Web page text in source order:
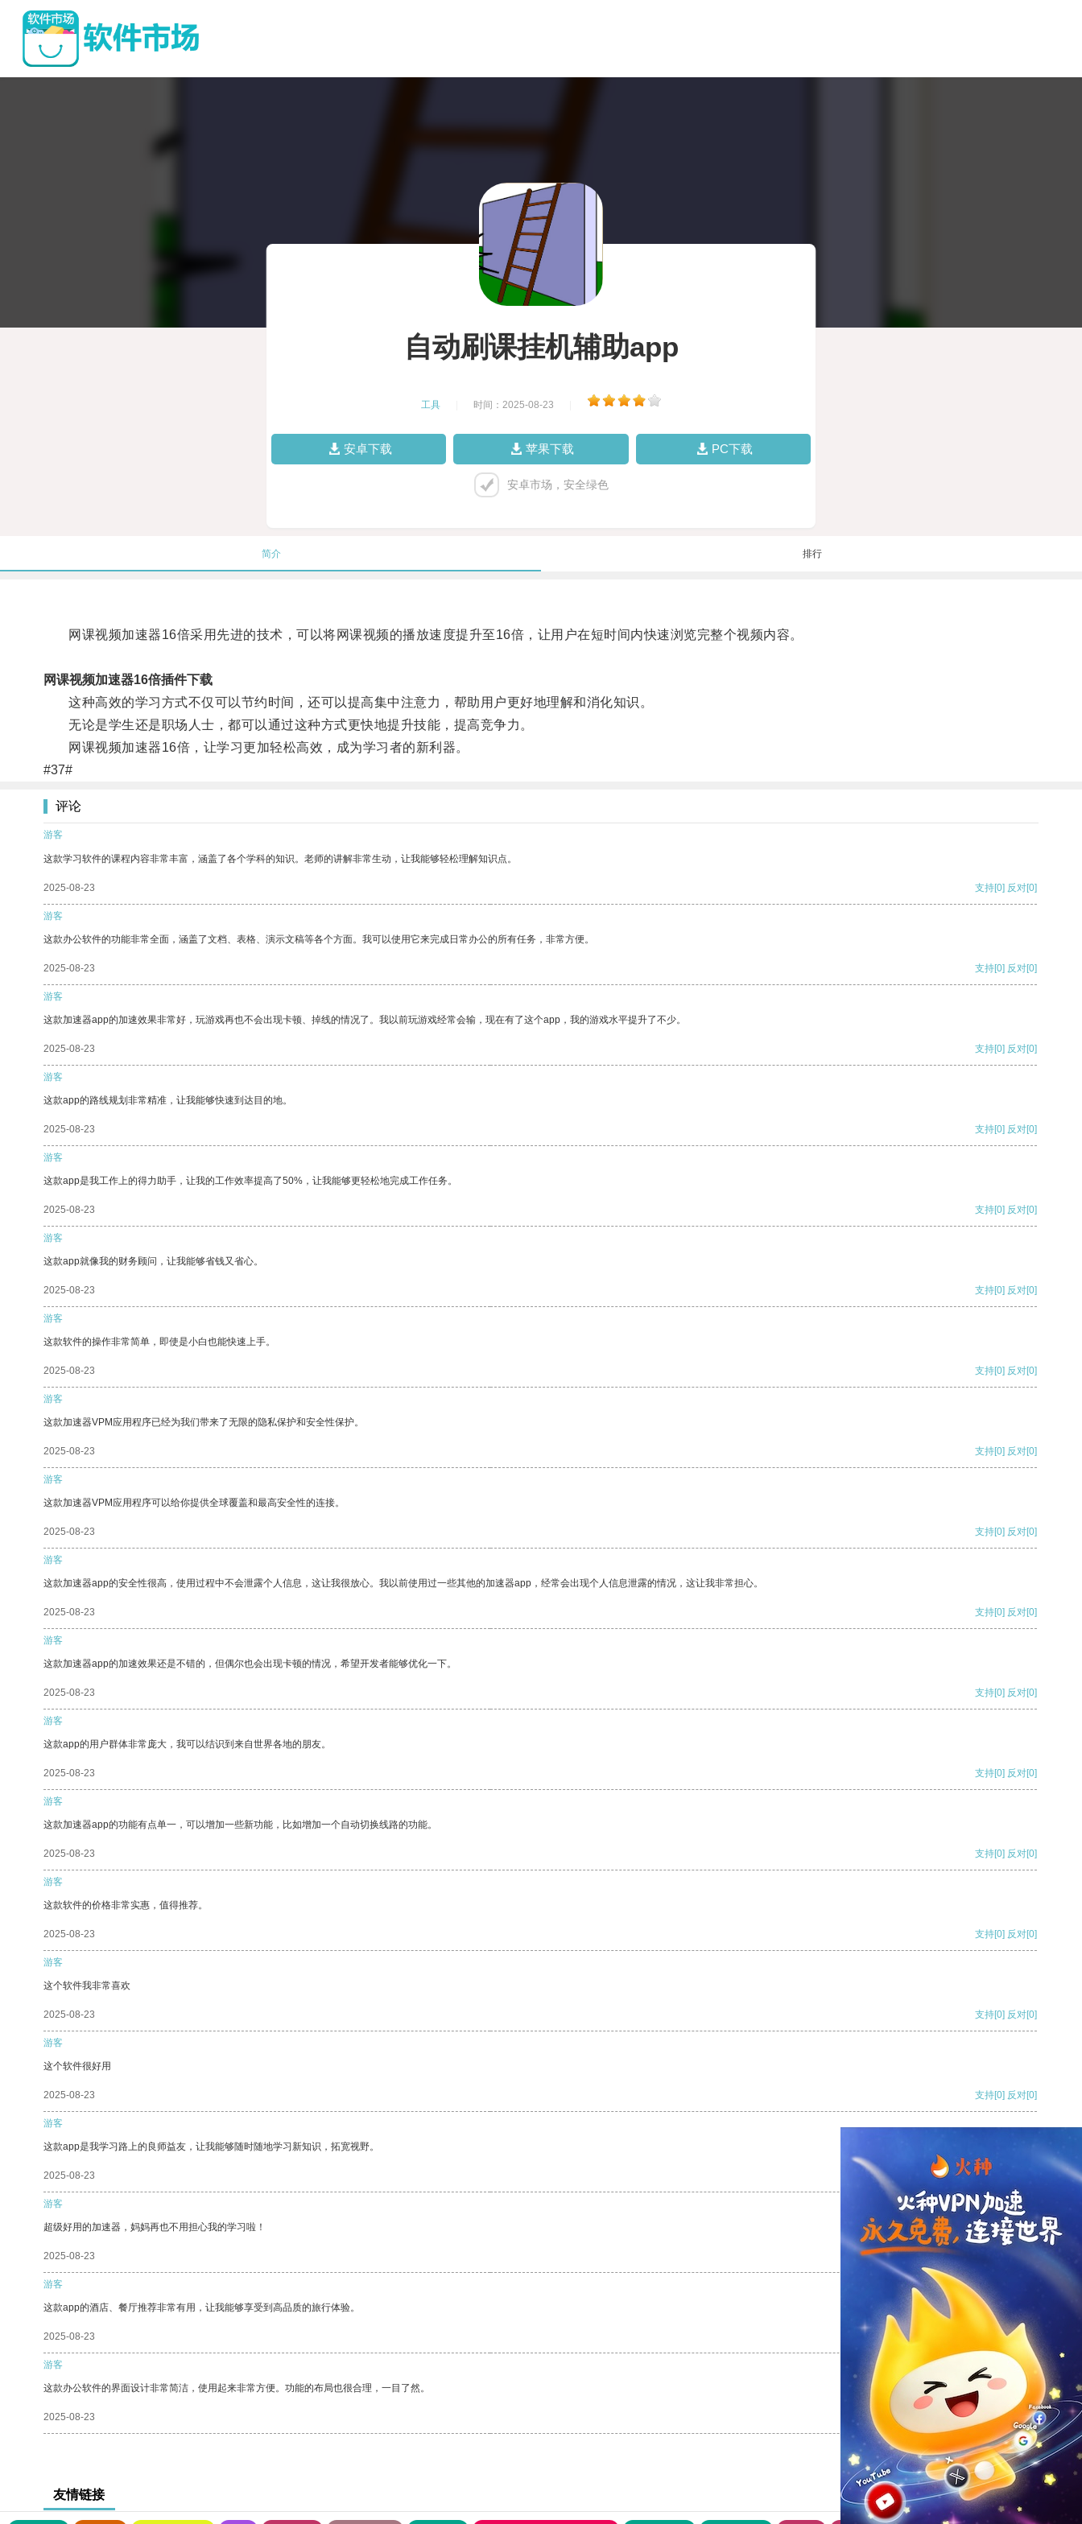
自动刷课挂机辅助app
工具 时间：2025-08-23
安卓下载 苹果下载 PC下载
安卓市场，安全绿色
简介 排行
网课视频加速器16倍采用先进的技术，可以将网课视频的播放速度提升至16倍，让用户在短时间内快速浏览完整个视频内容。
网课视频加速器16倍插件下载
这种高效的学习方式不仅可以节约时间，还可以提高集中注意力，帮助用户更好地理解和消化知识。
无论是学生还是职场人士，都可以通过这种方式更快地提升技能，提高竞争力。
网课视频加速器16倍，让学习更加轻松高效，成为学习者的新利器。
#37#
评论
游客
这款学习软件的课程内容非常丰富，涵盖了各个学科的知识。老师的讲解非常生动，让我能够轻松理解知识点。
2025-08-23 支持[0] 反对[0]
游客
这款办公软件的功能非常全面，涵盖了文档、表格、演示文稿等各个方面。我可以使用它来完成日常办公的所有任务，非常方便。
2025-08-23 支持[0] 反对[0]
游客
这款加速器app的加速效果非常好，玩游戏再也不会出现卡顿、掉线的情况了。我以前玩游戏经常会输，现在有了这个app，我的游戏水平提升了不少。
2025-08-23 支持[0] 反对[0]
游客
这款app的路线规划非常精准，让我能够快速到达目的地。
2025-08-23 支持[0] 反对[0]
游客
这款app是我工作上的得力助手，让我的工作效率提高了50%，让我能够更轻松地完成工作任务。
2025-08-23 支持[0] 反对[0]
游客
这款app就像我的财务顾问，让我能够省钱又省心。
2025-08-23 支持[0] 反对[0]
游客
这款软件的操作非常简单，即使是小白也能快速上手。
2025-08-23 支持[0] 反对[0]
游客
这款加速器VPM应用程序已经为我们带来了无限的隐私保护和安全性保护。
2025-08-23 支持[0] 反对[0]
游客
这款加速器VPM应用程序可以给你提供全球覆盖和最高安全性的连接。
2025-08-23 支持[0] 反对[0]
游客
这款加速器app的安全性很高，使用过程中不会泄露个人信息，这让我很放心。我以前使用过一些其他的加速器app，经常会出现个人信息泄露的情况，这让我非常担心。
2025-08-23 支持[0] 反对[0]
游客
这款加速器app的加速效果还是不错的，但偶尔也会出现卡顿的情况，希望开发者能够优化一下。
2025-08-23 支持[0] 反对[0]
游客
这款app的用户群体非常庞大，我可以结识到来自世界各地的朋友。
2025-08-23 支持[0] 反对[0]
游客
这款加速器app的功能有点单一，可以增加一些新功能，比如增加一个自动切换线路的功能。
2025-08-23 支持[0] 反对[0]
游客
这款软件的价格非常实惠，值得推荐。
2025-08-23 支持[0] 反对[0]
游客
这个软件我非常喜欢
2025-08-23 支持[0] 反对[0]
游客
这个软件很好用
2025-08-23 支持[0] 反对[0]
游客
这款app是我学习路上的良师益友，让我能够随时随地学习新知识，拓宽视野。
2025-08-23 支持
游客
超级好用的加速器，妈妈再也不用担心我的学习啦！
2025-08-23
游客
这款app的酒店、餐厅推荐非常有用，让我能够享受到高品质的旅行体验。
2025-08-23 [0] 反对[0]
游客
这款办公软件的界面设计非常简洁，使用起来非常方便。功能的布局也很合理，一目了然。
2025-08-23 支持[0] 反对[0]
友情链接